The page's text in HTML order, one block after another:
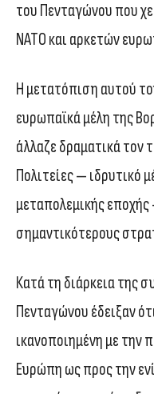
του Πενταγώνου που
ΝΑΤΟ και αρκετών
Η μετατόπιση αυτού
ευρωπαϊκά μέλη της
άλλαζε δραματικά τον
Πολιτείες — ιδρυτικό
μεταπολεμικής
σημαντικότερους
Κατά τη διάρκεια της
Πενταγώνου έδειξαν
ικανοποιημένη με την
Ευρώπη ως προς την